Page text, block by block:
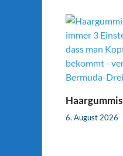
Haargummis
6. August 2026